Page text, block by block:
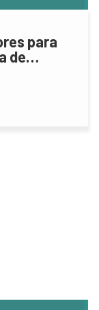
para
de